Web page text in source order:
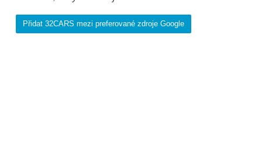
Přidat 32CARS mezi preferované zdroje Google